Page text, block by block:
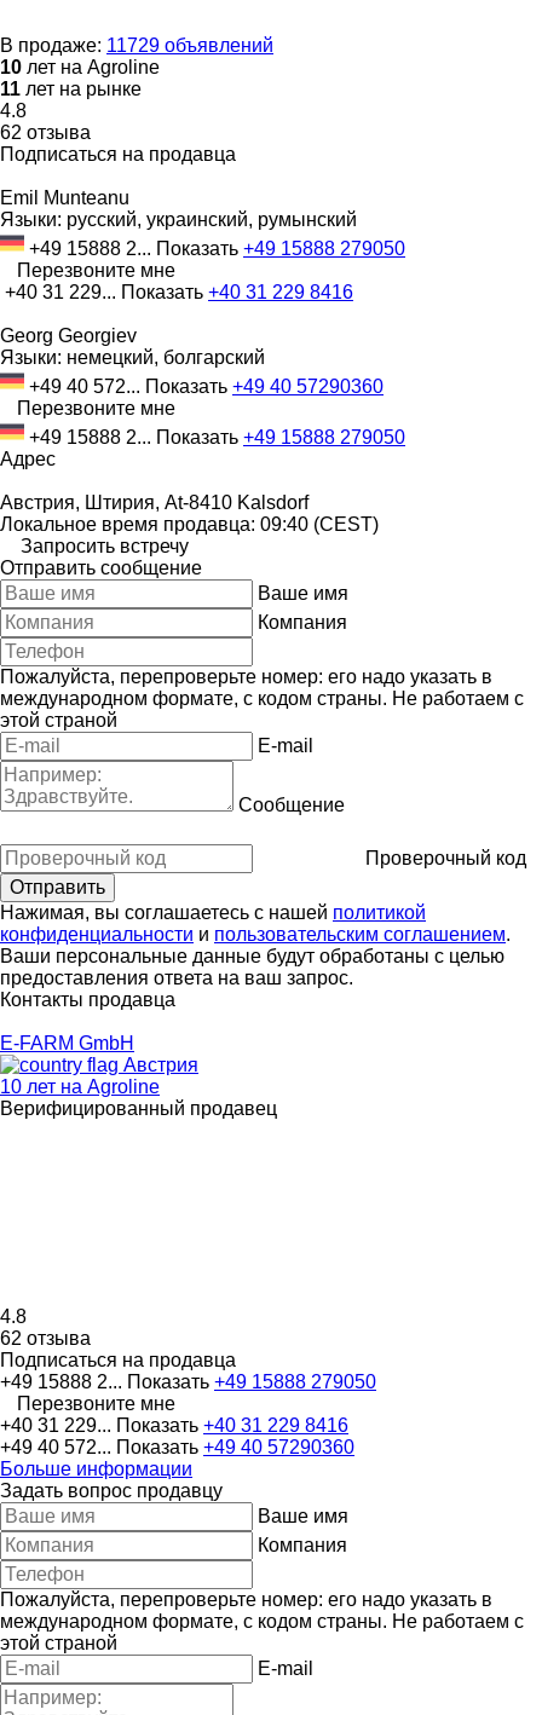
В продаже: 11729 объявлений
10 лет на Agroline
11 лет на рынке
4.8
62 отзыва
Подписаться на продавца
Emil Munteanu
Языки: русский, украинский, румынский
+49 15888 2... Показать +49 15888 279050
Перезвоните мне
+40 31 229... Показать +40 31 229 8416
Georg Georgiev
Языки: немецкий, болгарский
+49 40 572... Показать +49 40 57290360
Перезвоните мне
+49 15888 2... Показать +49 15888 279050
Адрес
Австрия, Штирия, At-8410 Kalsdorf
Локальное время продавца: 09:40 (CEST)
Запросить встречу
Отправить сообщение
Ваше имя
Компания
Пожалуйста, перепроверьте номер: его надо указать в
международном формате, с кодом страны. Не работаем с
этой страной
E-mail
Сообщение
Проверочный код
Нажимая, вы соглашаетесь с нашей политикой
конфиденциальности и пользовательским соглашением.
Ваши персональные данные будут обработаны с целью
предоставления ответа на ваш запрос.
Контакты продавца
E-FARM GmbH
Австрия
10 лет на Agroline
Верифицированный продавец
4.8
62 отзыва
Подписаться на продавца
+49 15888 2... Показать +49 15888 279050
Перезвоните мне
+40 31 229... Показать +40 31 229 8416
+49 40 572... Показать +49 40 57290360
Больше информации
Задать вопрос продавцу
Ваше имя
Компания
Пожалуйста, перепроверьте номер: его надо указать в
международном формате, с кодом страны. Не работаем с
этой страной
E-mail